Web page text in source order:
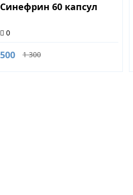
Синефрин 60 капсул
0
500 1 300